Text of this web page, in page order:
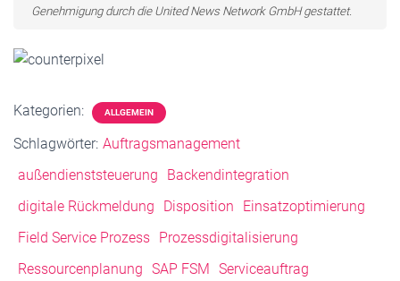
Genehmigung durch die United News Network GmbH gestattet.
Kategorien: ALLGEMEIN
Schlagwörter: Auftragsmanagement
außendienststeuerung
Backendintegration
digitale Rückmeldung
Disposition
Einsatzoptimierung
Field Service Prozess
Prozessdigitalisierung
Ressourcenplanung SAP FSM
Serviceauftrag